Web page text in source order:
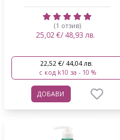
(1 отзив)
25,02 €/ 48,93 лв.
22,52 €/ 44,04 лв.
с код k10 за - 10 %
ДОБАВИ